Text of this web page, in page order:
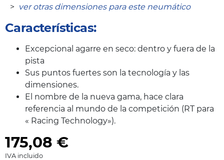
> ver otras dimensiones para este neumático
Características:
Excepcional agarre en seco: dentro y fuera de la
pista
Sus puntos fuertes son la tecnología y las
dimensiones.
El nombre de la nueva gama, hace clara
referencia al mundo de la competición (RT para
« Racing Technology»).
175,08 €
IVA incluido